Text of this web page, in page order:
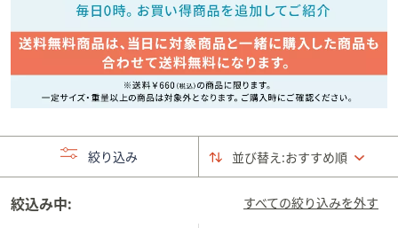
印
キ
ー
は
ッ
チ
並び替え:おすすめ順
絞り込み
すべての絞り込みを外す
絞込み中: